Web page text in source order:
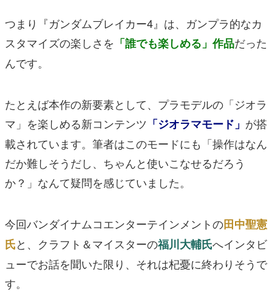
つまり『ガンダムブレイカー4』は、ガンプラ的なカ
スタマイズの楽しさを 「誰でも楽しめる」作品だった
んです。
たとえば本作の新要素として、プラモデルの「ジオラ
マ」を楽しめる新コンテンツ 「ジオラマモード」 が搭
載されています。筆者はこのモードにも「操作はなん
だか難しそうだし、ちゃんと使いこなせるだろう
か？」なんて疑問を感じていました。
今回バンダイナムコエンターテインメントの田中聖憲
氏と、クラフト＆マイスターの福川大輔氏へインタビ
ューでお話を聞いた限り、それは杞憂に終わりそうで
す。